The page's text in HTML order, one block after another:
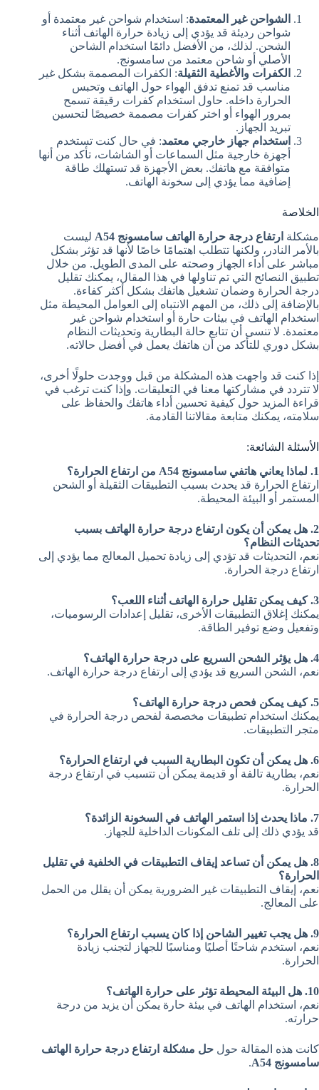
الشواحن غير المعتمدة: استخدام شواحن غير معتمدة أو
شواحن رديئة قد يؤدي إلى زيادة حرارة الهاتف أثناء
الشحن. لذلك، من الأفضل دائمًا استخدام الشاحن
الأصلي أو شاحن معتمد من سامسونج.
الكفرات والأغطية الثقيلة: الكفرات المصممة بشكل غير
مناسب قد تمنع تدفق الهواء حول الهاتف وتحبس
الحرارة داخله. حاول استخدام كفرات رقيقة تسمح
بمرور الهواء أو اختر كفرات مصممة خصيصًا لتحسين
تبريد الجهاز.
استخدام جهاز خارجي معتمد: في حال كنت تستخدم
أجهزة خارجية مثل السماعات أو الشاشات، تأكد من أنها
متوافقة مع هاتفك. بعض الأجهزة قد تستهلك طاقة
إضافية مما يؤدي إلى سخونة الهاتف.
الخلاصة
مشكلة ارتفاع درجة حرارة الهاتف سامسونج A54
ليست
بالأمر النادر، ولكنها تتطلب اهتمامًا خاصًا لأنها قد تؤثر بشكل
مباشر على أداء الجهاز وصحته على المدى الطويل. من خلال
تطبيق النصائح التي تم تناولها في هذا المقال، يمكنك تقليل
درجة الحرارة وضمان تشغيل هاتفك بشكل أكثر كفاءة.
بالإضافة إلى ذلك، من المهم الانتباه إلى العوامل المحيطة مثل
استخدام الهاتف في بيئات حارة أو استخدام شواحن غير
معتمدة. لا تنسى أن تتابع حالة البطارية وتحديثات النظام
بشكل دوري للتأكد من أن هاتفك يعمل في أفضل حالاته.
إذا كنت قد واجهت هذه المشكلة من قبل ووجدت حلولًا أخرى،
لا تتردد في مشاركتها معنا في التعليقات. وإذا كنت ترغب في
قراءة المزيد حول كيفية تحسين أداء هاتفك والحفاظ على
سلامته، يمكنك متابعة مقالاتنا القادمة.
الأسئلة الشائعة:
1. لماذا يعاني هاتفي سامسونج A54 من ارتفاع الحرارة؟
ارتفاع الحرارة قد يحدث بسبب التطبيقات الثقيلة أو الشحن
المستمر أو البيئة المحيطة.
2. هل يمكن أن يكون ارتفاع درجة حرارة الهاتف بسبب
تحديثات النظام؟
نعم، التحديثات قد تؤدي إلى زيادة تحميل المعالج مما يؤدي إلى
ارتفاع درجة الحرارة.
3. كيف يمكن تقليل حرارة الهاتف أثناء اللعب؟
يمكنك إغلاق التطبيقات الأخرى، تقليل إعدادات الرسوميات،
وتفعيل وضع توفير الطاقة.
4. هل يؤثر الشحن السريع على درجة حرارة الهاتف؟
نعم، الشحن السريع قد يؤدي إلى ارتفاع درجة حرارة الهاتف.
5. كيف يمكن فحص درجة حرارة الهاتف؟
يمكنك استخدام تطبيقات مخصصة لفحص درجة الحرارة في
متجر التطبيقات.
6. هل يمكن أن تكون البطارية السبب في ارتفاع الحرارة؟
نعم، بطارية تالفة أو قديمة يمكن أن تتسبب في ارتفاع درجة
الحرارة.
7. ماذا يحدث إذا استمر الهاتف في السخونة الزائدة؟
قد يؤدي ذلك إلى تلف المكونات الداخلية للجهاز.
8. هل يمكن أن تساعد إيقاف التطبيقات في الخلفية في تقليل
الحرارة؟
نعم، إيقاف التطبيقات غير الضرورية يمكن أن يقلل من الحمل
على المعالج.
9. هل يجب تغيير الشاحن إذا كان يسبب ارتفاع الحرارة؟
نعم، استخدم شاحنًا أصليًا ومناسبًا للجهاز لتجنب زيادة
الحرارة.
10. هل البيئة المحيطة تؤثر على حرارة الهاتف؟
نعم، استخدام الهاتف في بيئة حارة يمكن أن يزيد من درجة
حرارته.
كانت هذه المقالة حول حل مشكلة ارتفاع درجة حرارة الهاتف
سامسونج A54
.